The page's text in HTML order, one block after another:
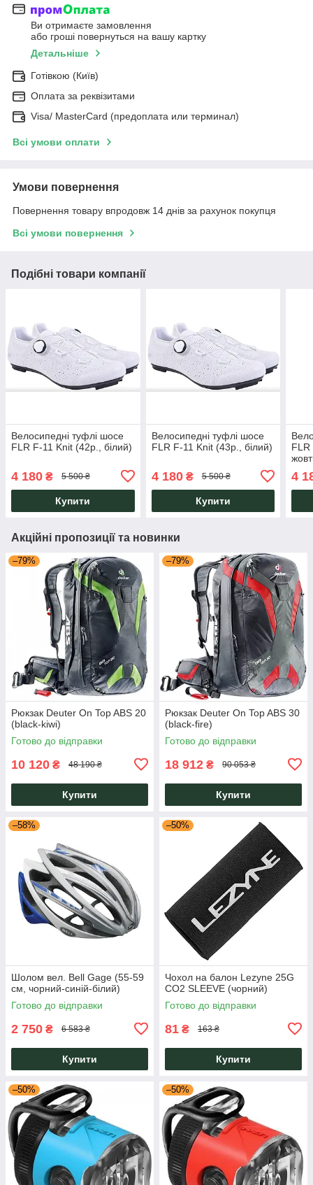
Ви отримаєте замовлення
або гроші повернуться на вашу картку
Детальніше
Готівкою (Київ)
Оплата за реквізитами
Visa/ MasterCard (предоплата или терминал)
Всі умови оплати
Умови повернення
Повернення товару впродовж 14 днів за рахунок покупця
Всі умови повернення
Подібні товари компанії
Велосипедні туфлі шосе
FLR F-11 Knit (42р., білий)
4 180 ₴ 5 500 ₴
Купити
Велосипедні туфлі шосе
FLR F-11 Knit (43р., білий)
4 180₴ 5 500 ₴
Купити
FLR
4
Акційні пропозиції та новинки
–79%
Рюкзак Deuter On Top ABS 20
(black-kiwi)
Готово до відправки
10 120 ₴ 48 190 ₴
Купити
–79%
Рюкзак Deuter On Top ABS 30
(black-fire)
Готово до відправки
18 912 ₴ 90 053 ₴
Купити
–58%
Шолом вел. Bell Gage (55-59
см, чорний-синій-білий)
Готово до відправки
2 750 ₴ 6 583 ₴
Купити
–50%
Чохол на балон Lezyne 25G
CO2 SLEEVE (чорний)
Готово до відправки
81 ₴ 163 ₴
Купити
–50% –50%